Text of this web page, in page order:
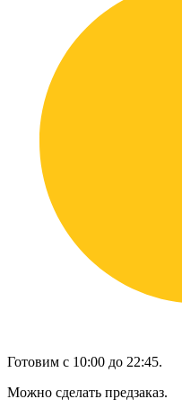
Готовим с 10:00 до 22:45.
Можно сделать предзаказ.